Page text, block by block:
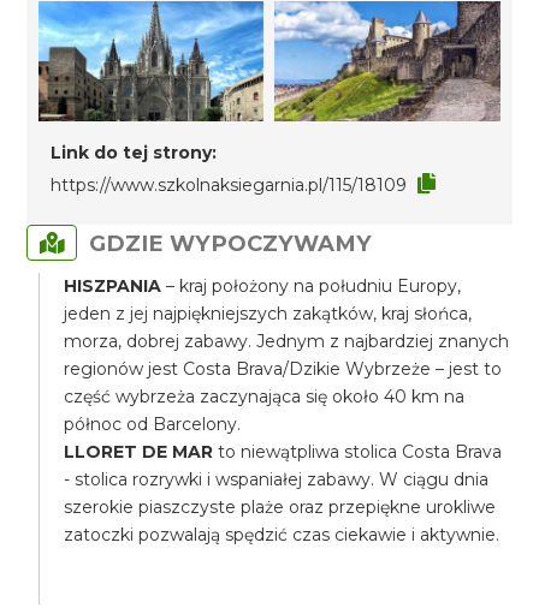
Link do tej strony:
https://www.szkolnaksiegarnia.pl/115/18109
GDZIE WYPOCZYWAMY
HISZPANIA – kraj położony na południu Europy,
jeden z jej najpiękniejszych zakątków, kraj słońca,
morza, dobrej zabawy. Jednym z najbardziej znanych
regionów jest Costa Brava/Dzikie Wybrzeże – jest to
część wybrzeża zaczynająca się około 40 km na
północ od Barcelony.
LLORET DE MAR to niewątpliwa stolica Costa Brava
- stolica rozrywki i wspaniałej zabawy. W ciągu dnia
szerokie piaszczyste plaże oraz przepiękne urokliwe
zatoczki pozwalają spędzić czas ciekawie i aktywnie.